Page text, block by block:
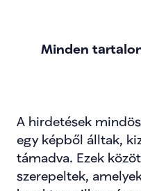
Minden
A hirdetések
egy képből álltak,
támadva. Ezek
szerepeltek,